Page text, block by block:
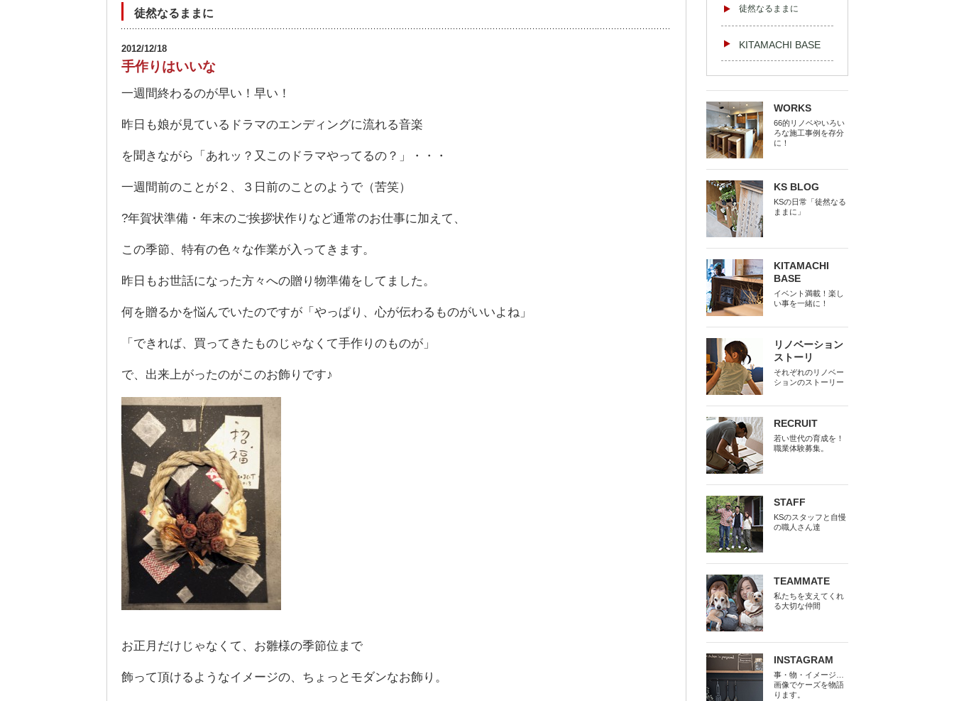
徒然なるままに
2012/12/18
手作りはいいな
一週間終わるのが早い！早い！
昨日も娘が見ているドラマのエンディングに流れる音楽
を聞きながら「あれッ？又このドラマやってるの？」・・・
一週間前のことが２、３日前のことのようで（苦笑）
?年賀状準備・年末のご挨拶状作りなど通常のお仕事に加えて、
この季節、特有の色々な作業が入ってきます。
昨日もお世話になった方々への贈り物準備をしてました。
何を贈るかを悩んでいたのですが「やっぱり、心が伝わるものがいいよね」
「できれば、買ってきたものじゃなくて手作りのものが」
で、出来上がったのがこのお飾りです♪
お正月だけじゃなくて、お雛様の季節位まで
飾って頂けるようなイメージの、ちょっとモダンなお飾り。
徒然なるままに
KITAMACHI BASE
WORKS
66的リノベやいろい
ろな施工事例を存分
に！
KS BLOG
KSの日常「徒然なる
ままに」
KITAMACHI
BASE
イベント満載！楽し
い事を一緒に！
リノベーション
ストーリ
それぞれのリノベー
ションのストーリー
RECRUIT
若い世代の育成を！
職業体験募集。
STAFF
KSのスタッフと自慢
の職人さん達
TEAMMATE
私たちを支えてくれ
る大切な仲間
INSTAGRAM
事・物・イメージ…
画像でケーズを物語
ります。